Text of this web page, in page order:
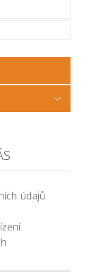
údajů